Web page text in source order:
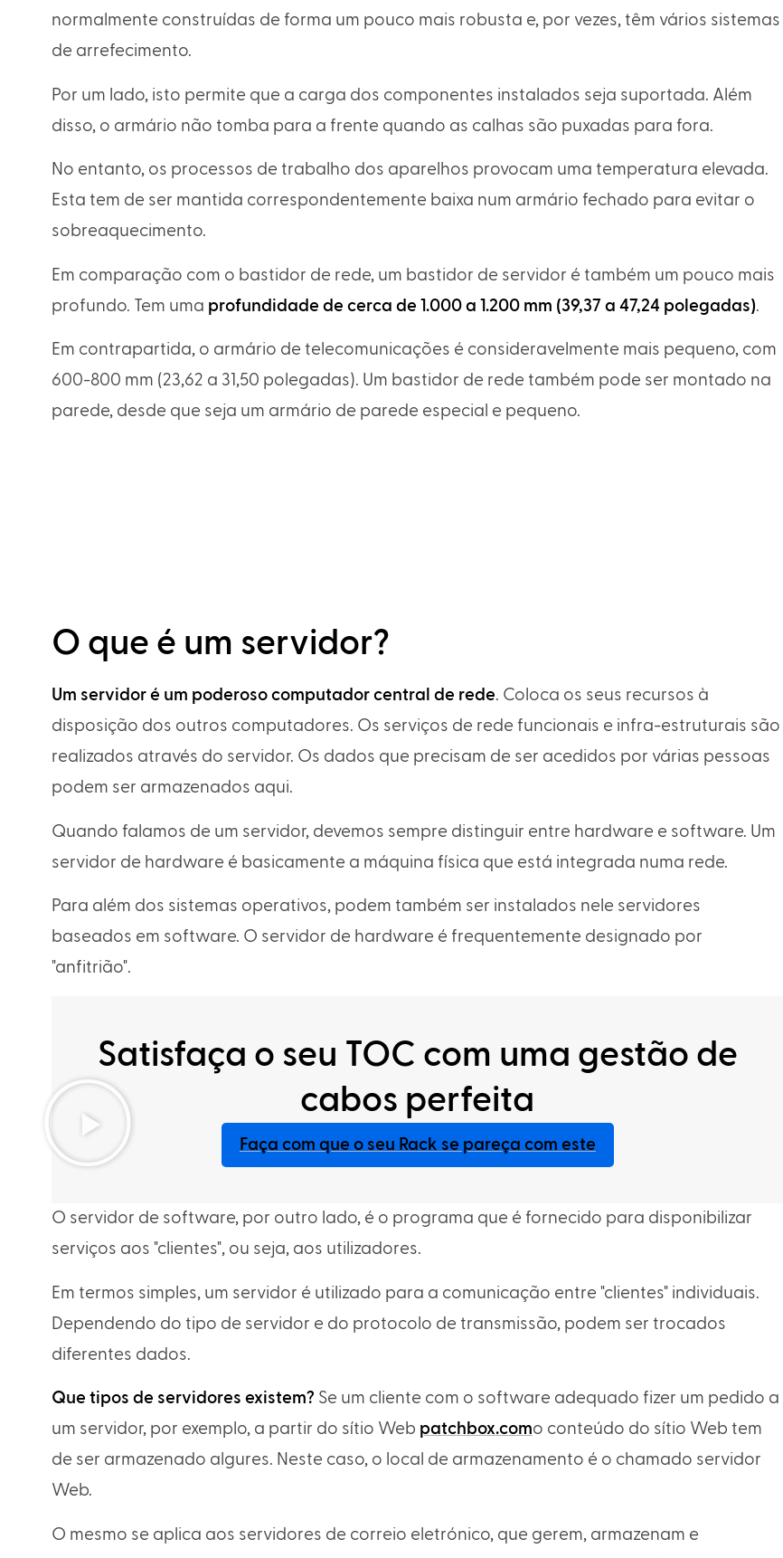
normalmente construídas de forma um pouco mais robusta e, por vezes, têm vários sistemas
de arrefecimento.
Por um lado, isto permite que a carga dos componentes instalados seja suportada. Além
disso, o armário não tomba para a frente quando as calhas são puxadas para fora.
No entanto, os processos de trabalho dos aparelhos provocam uma temperatura elevada.
Esta tem de ser mantida correspondentemente baixa num armário fechado para evitar o
sobreaquecimento.
Em comparação com o bastidor de rede, um bastidor de servidor é também um pouco mais
profundo. Tem uma profundidade de cerca de 1.000 a 1.200 mm (39,37 a 47,24 polegadas).
Em contrapartida, o armário de telecomunicações é consideravelmente mais pequeno, com
600-800 mm (23,62 a 31,50 polegadas). Um bastidor de rede também pode ser montado na
parede, desde que seja um armário de parede especial e pequeno.
O que é um servidor?
Um servidor é um poderoso computador central de rede. Coloca os seus recursos à
disposição dos outros computadores. Os serviços de rede funcionais e infra-estruturais são
realizados através do servidor. Os dados que precisam de ser acedidos por várias pessoas
podem ser armazenados aqui.
Quando falamos de um servidor, devemos sempre distinguir entre hardware e software. Um
servidor de hardware é basicamente a máquina física que está integrada numa rede.
Para além dos sistemas operativos, podem também ser instalados nele servidores
baseados em software. O servidor de hardware é frequentemente designado por
"anfitrião".
Satisfaça o seu TOC com uma gestão de
cabos perfeita
Faça com que o seu Rack se pareça com este
O servidor de software, por outro lado, é o programa que é fornecido para disponibilizar
serviços aos "clientes", ou seja, aos utilizadores.
Em termos simples, um servidor é utilizado para a comunicação entre "clientes" individuais.
Dependendo do tipo de servidor e do protocolo de transmissão, podem ser trocados
diferentes dados.
Que tipos de servidores existem? Se um cliente com o software adequado fizer um pedido a
um servidor, por exemplo, a partir do sítio Web patchbox.como conteúdo do sítio Web tem
de ser armazenado algures. Neste caso, o local de armazenamento é o chamado servidor
Web.
O mesmo se aplica aos servidores de correio eletrónico, que gerem, armazenam e